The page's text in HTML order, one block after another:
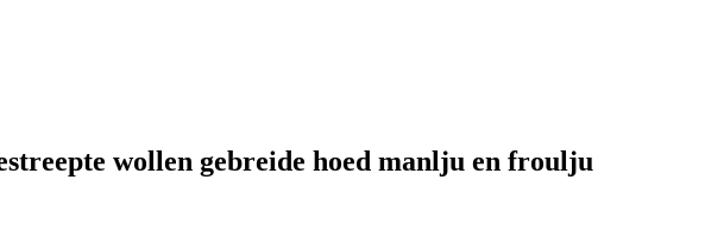
wollen gebreide hoed manlju en froulju